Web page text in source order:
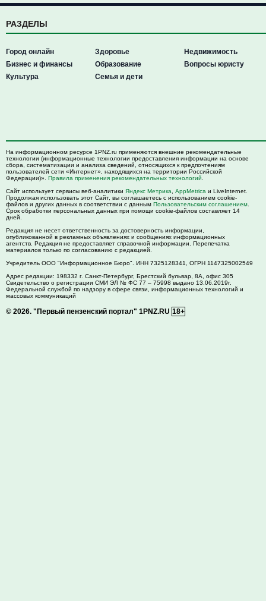
РАЗДЕЛЫ
Город онлайн
Бизнес и финансы
Культура
Здоровье
Образование
Семья и дети
Недвижимость
Вопросы юристу
На информационном ресурсе 1PNZ.ru применяются внешние рекомендательные
технологии (информационные технологии предоставления информации на основе
сбора, систематизации и анализа сведений, относящихся к предпочтениям
пользователей сети «Интернет», находящихся на территории Российской
Федерации)». Правила применения рекомендательных технологий
Сайт использует сервисы веб-аналитики Яндекс Метрика AppMetrica и LiveInternet.
Продолжая использовать этот Сайт, вы соглашаетесь с использованием cookie-
файлов и других данных в соответствии с данным Пользовательским соглашением
Срок обработки персональных данных при помощи cookie-файлов составляет 14
дней.
Редакция не несет ответственность за достоверность информации,
опубликованной в рекламных объявлениях и сообщениях информационных
агентств. Редакция не предоставляет справочной информации. Перепечатка
материалов только по согласованию с редакцией.
Учредитель ООО "Информационное Бюро". ИНН 7325128341, ОГРН 1147325002549
Адрес редакции: 198332 г. Санкт-Петербург, Брестский бульвар, 8А, офис 305
Свидетельство о регистрации СМИ ЭЛ № ФС 77 – 75998 выдано 13.06.2019г.
Федеральной службой по надзору в сфере связи, информационных технологий и
массовых коммуникаций
© 2026. "Первый пензенский портал" 1PNZ.RU 18+